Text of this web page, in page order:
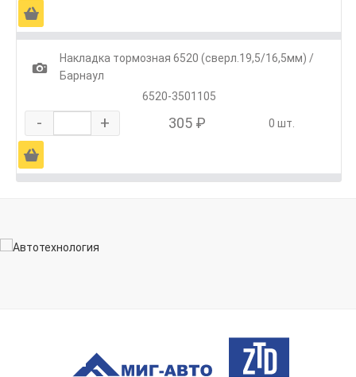
Ä
1
Накладка тормозная 6520 (сверл.19,5/16,5мм) /
Барнаул
6520-3501105
- + 305 ₽ 0 шт.
Ä